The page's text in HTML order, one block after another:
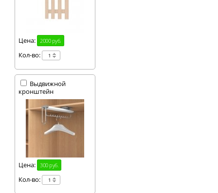
Цена: 2000 руб.
Кол-во:
Выдвижной
кронштейн
Цена: 300 руб.
Кол-во: